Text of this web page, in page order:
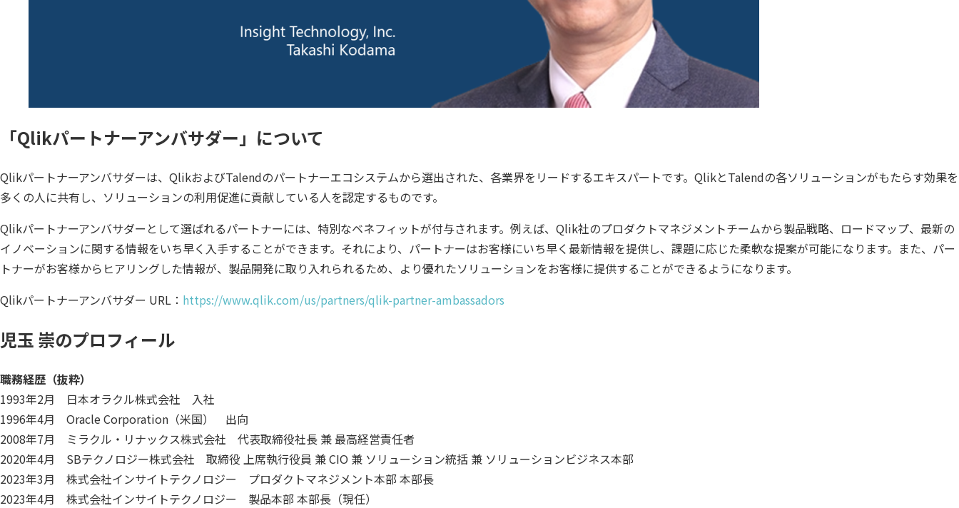
「Qlikパートナーアンバサダー」について
Qlikパートナーアンバサダーは、QlikおよびTalendのパートナーエコシステムから選出された、各業界をリードするエキスパートです。QlikとTalendの各ソリューションがもたらす効果を
多くの人に共有し、ソリューションの利用促進に貢献している人を認定するものです。
Qlikパートナーアンバサダーとして選ばれるパートナーには、特別なベネフィットが付与されます。例えば、Qlik社のプロダクトマネジメントチームから製品戦略、ロードマップ、最新の
イノベーションに関する情報をいち早く入手することができます。それにより、パートナーはお客様にいち早く最新情報を提供し、課題に応じた柔軟な提案が可能になります。また、パー
トナーがお客様からヒアリングした情報が、製品開発に取り入れられるため、より優れたソリューションをお客様に提供することができるようになります。
Qlikパートナーアンバサダー URL： https://www.qlik.com/us/partners/qlik-partner-ambassadors
児玉 崇のプロフィール
職務経歴（抜粋）
1993年2月 日本オラクル株式会社 入社
1996年4月 Oracle Corporation（米国） 出向
2008年7月 ミラクル・リナックス株式会社 代表取締役社長 兼 最高経営責任者
2020年4月 SBテクノロジー株式会社 取締役 上席執行役員 兼 CIO 兼 ソリューション統括 兼 ソリューションビジネス本部
2023年3月 株式会社インサイトテクノロジー プロダクトマネジメント本部 本部長
2023年4月 株式会社インサイトテクノロジー 製品本部 本部長（現任）